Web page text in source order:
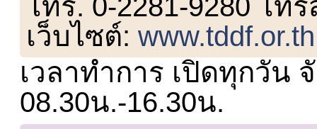
เว็บไซต์:www.tddf.or.th
เวลาทำการ เปิดทุกวัน
08.30น.-16.30น.